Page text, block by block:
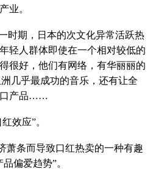
业。
时期，日本的次文化异常活跃热
轻人群体即使在一个相对较低的
很好，他们有网络，有华丽丽的
几乎最成功的音乐，还有让全
口产品……
效应”。
萧条而导致口红热卖的一种有趣
偏爱趋势”。